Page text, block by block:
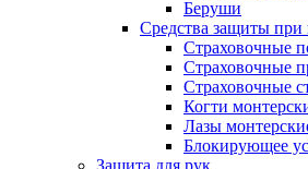
Беруши
Средства защиты при
Страховочные
Страховочные
Страховочные
Когти
Лазы
Блокирующее
Защита для рук